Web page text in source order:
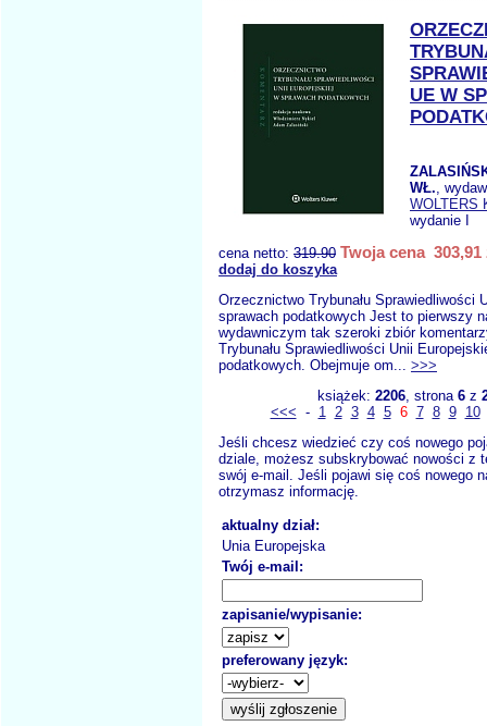
UE W
WŁ.,
WOLTERS
wydanie I
cena netto: 319.90 Twoja cena 303,91
dodaj do koszyka
Orzecznictwo Trybunału Sprawiedliwości
sprawach podatkowych Jest to pierwszy
wydawniczym tak szeroki zbiór
Trybunału Sprawiedliwości Unii
podatkowych. Obejmuje om... >>>
książek: 2206, strona 6z
<<< - 1 2 3 4 5 6 7 8 9
10
Jeśli chcesz wiedzieć czy coś nowego
dziale, możesz subskrybować nowości z
swój e-mail. Jeśli pojawi się coś nowego
otrzymasz informację.
aktualny dział:
Unia Europejska
Twój e-mail:
zapisanie/wypisanie:
preferowany język: